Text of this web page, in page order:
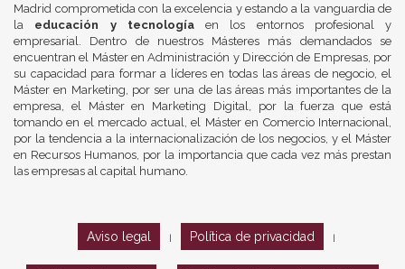
Madrid comprometida con la excelencia y estando a la vanguardia de
la educación y tecnologíaen los entornos profesional y
empresarial. Dentro de nuestros Másteres más demandados se
encuentran el Máster en Administración y Dirección de Empresas, por
su capacidad para formar a líderes en todas las áreas de negocio, el
Máster en Marketing, por ser una de las áreas más importantes de la
empresa, el Máster en Marketing Digital, por la fuerza que está
tomando en el mercado actual, el Máster en Comercio Internacional,
por la tendencia a la internacionalización de los negocios, y el Máster
en Recursos Humanos, por la importancia que cada vez más prestan
las empresas al capital humano.
Aviso legal Política de privacidad